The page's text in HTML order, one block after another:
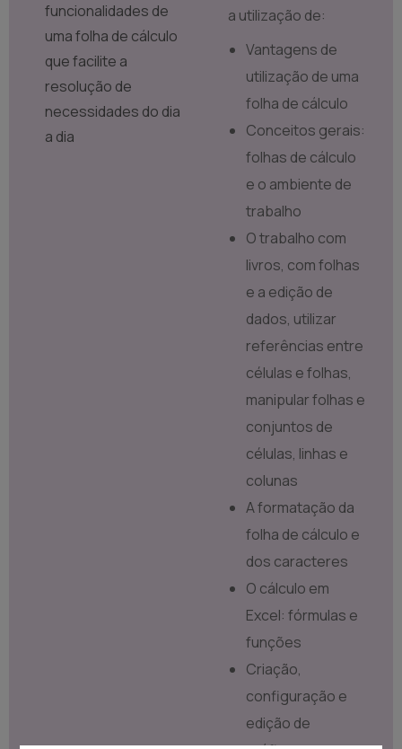
funcionalidades de
uma folha de cálculo
que facilite a
resolução de
necessidades do dia
a dia
a utilização de:
Vantagens de
utilização de uma
folha de cálculo
Conceitos gerais:
folhas de cálculo
e o ambiente de
trabalho
O trabalho com
livros, com folhas
e a edição de
dados, utilizar
referências entre
células e folhas,
manipular folhas e
conjuntos de
células, linhas e
colunas
A formatação da
folha de cálculo e
dos caracteres
O cálculo em
Excel: fórmulas e
funções
Criação,
configuração e
edição de